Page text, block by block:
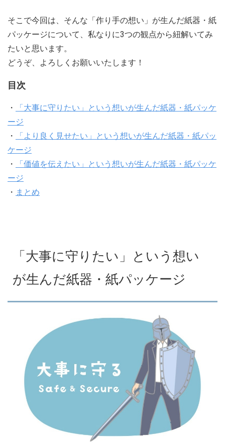
そこで今回は、そんな「作り手の想い」が生んだ紙器・紙
パッケージについて、私なりに3つの観点から紐解いてみ
たいと思います。
どうぞ、よろしくお願いいたします！
目次
・
「大事に守りたい」という想いが生んだ紙器・紙パッケ
ージ
・
「より良く見せたい」という想いが生んだ紙器・紙パッ
ケージ
・
「価値を伝えたい」という想いが生んだ紙器・紙パッケ
ージ
・ まとめ
「大事に守りたい」という想い
が生んだ紙器・紙パッケージ